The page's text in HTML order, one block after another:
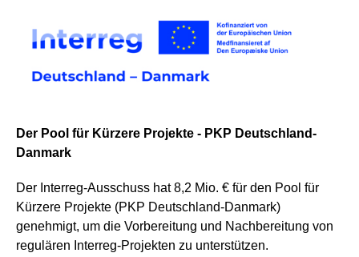
Der Pool für Kürzere Projekte - PKP Deutschland-
Danmark
Der Interreg-Ausschuss hat 8,2 Mio. € für den Pool für
Kürzere Projekte (PKP Deutschland-Danmark)
genehmigt, um die Vorbereitung und Nachbereitung von
regulären Interreg-Projekten zu unterstützen.